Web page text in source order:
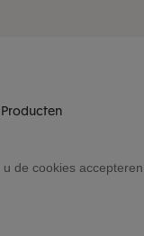
Producten
de cookies accepteren